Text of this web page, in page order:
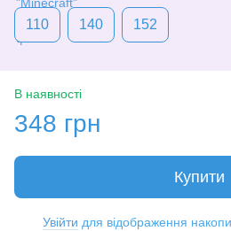
110 140 152
В наявності
348 грн
Купити
Увійти для відображення